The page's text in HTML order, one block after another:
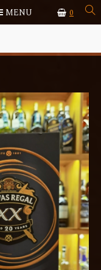
0
MENU